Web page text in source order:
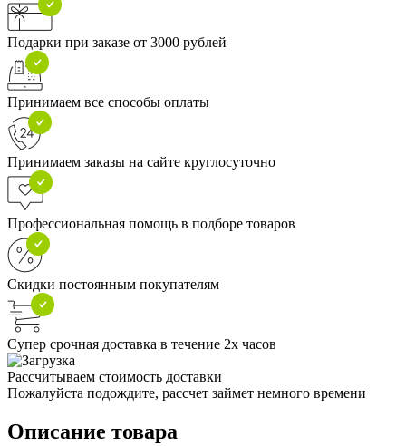
Подарки при заказе от 3000 рублей
Принимаем все способы оплаты
Принимаем заказы на сайте круглосуточно
Профессиональная помощь в подборе товаров
Скидки постоянным покупателям
Супер срочная доставка в течение 2х часов
Рассчитываем стоимость доставки
Пожалуйста подождите, рассчет займет немного времени
Описание товара